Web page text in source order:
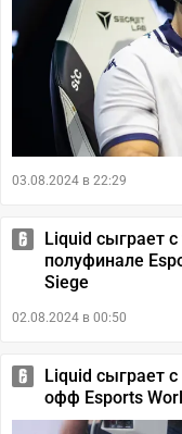
03.08.2024 в 22:29
Liquid сыграет с
полуфинале
Siege
02.08.2024 в 00:50
Liquid сыграет
офф Esports